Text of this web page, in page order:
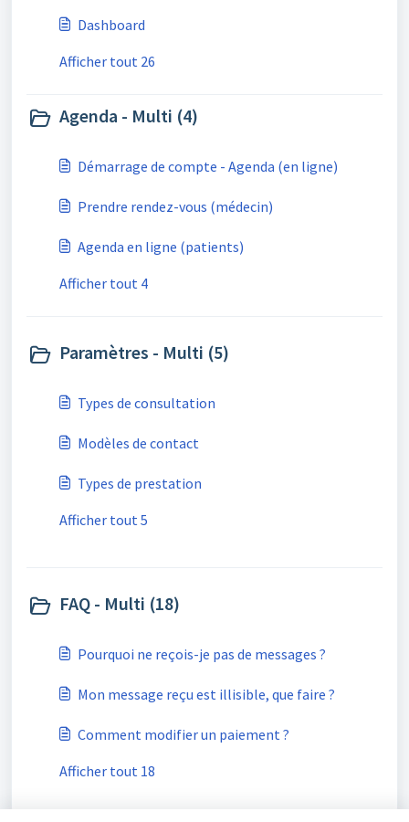
Dashboard
Afficher tout 26
Agenda - Multi (4)
Démarrage de compte - Agenda (en ligne)
Prendre rendez-vous (médecin)
Agenda en ligne (patients)
Afficher tout 4
Paramètres - Multi (5)
Types de consultation
Modèles de contact
Types de prestation
Afficher tout 5
FAQ - Multi (18)
Pourquoi ne reçois-je pas de messages ?
Mon message reçu est illisible, que faire ?
Comment modifier un paiement ?
Afficher tout 18